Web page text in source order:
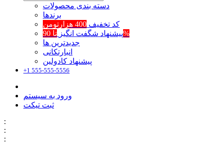
دسته بندی محصولات
برند‌ها
کد تخفیف 400 هزارتومن
پیشنهاد شگفت انگیزتا 90%
جدیدترین ها
انبارتکانی
پیشنهاد کادولین
+1 555-555-5556
ورود به سیستم
ثبت تیکت
:
:
: